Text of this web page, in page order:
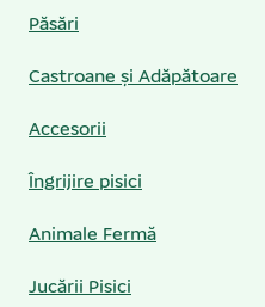
Păsări
Castroane și Adăpătoare
Accesorii
Îngrijire pisici
Animale Fermă
Jucării Pisici